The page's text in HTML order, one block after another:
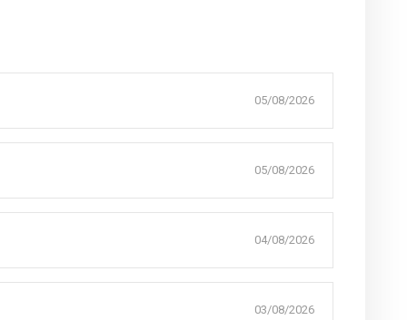
05/08/2026
05/08/2026
04/08/2026
03/08/2026